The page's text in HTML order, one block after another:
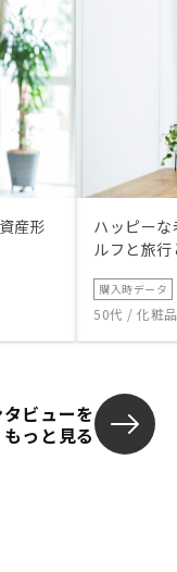
産形
ハッピー
ルフと旅
購入時データ
50代 / 化粧
ビューを
もっと見る